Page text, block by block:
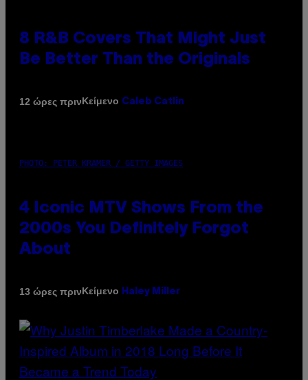
8 R&B Covers That Might Just
Be Better Than the Originals
12 ώρες πρινΚείμενο Caleb Catlin
PHOTO: PETER KRAMER / GETTY IMAGES
4 Iconic MTV Shows From the
2000s You Definitely Forgot
About
13 ώρες πρινΚείμενο Haley Miller